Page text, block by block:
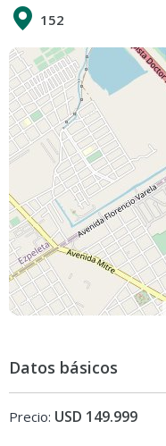
152
Datos básicos
Precio: USD 149.999